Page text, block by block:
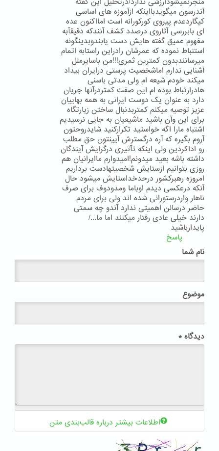
آندرسون میگویدبااینکه ازآموزه های اساسی
کیگاردعدم پیروی کورکورانه است امااکنون عده
ای بابررسی آثاروی درصدد کشف آنندکه دقیقآبه
مفهوم عمیق گفته هایش دست یابندوبدینگونه
استنباط نموده که عمرشان رادراین راستابه اتمام
میرسانندبدون کمترین ثمری!!!من باسایرملل
آشنایی ندارم اماشخصیت پرستی درایران بیداد
میکند خودم شیعه ام ولی مدتی باسنی
هادرارتباط بوده ام این صفت کمتردرآنها جریان
دارد به عنوان یک دوست ایرانی به همه بهاییان
عزیز توصیه میکنم کمتربدنبال ساختن زیارتگاه
برای این وآن باشید ماشیعیان به جایی نرسیدیم
اشتباه مارا اگه خواستید تکرارکنید شایدروحتون
آروم بگیره که آره درگسترش آیینتون حق مطلب
رو اداکردین ولی اینکه تآثیری درگرایش آیندگان
داشته باشه بعید میدونم!امیدوارم ماایرانیان هم
روزی بتوانیم ازستایش شخصیتهادست برداریم
امروزه رهبرکشور درحدخداستایش میشود حال
آنکه درعکسی دیدم اوباما ومدودوف برای صرف
ناهار واردرستورانی شده اند ولی برای مردم
حاضر درسالن اهمیتی ندارد آندو چه سمتی
دارند خیلی عادی رفتار میکنند اما ما.../
پایدارباشید
پاسخ
نام شما
موضوع
دیدگاه *
اطلاعات بیشتر درباره قالب‌بندی متن